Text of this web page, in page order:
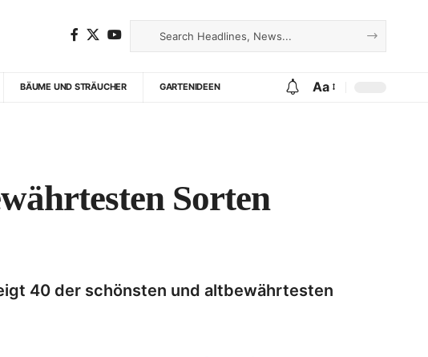
BÄUME UND STRÄUCHER GARTENIDEEN Aa
Sorten
40 der schönsten und altbewährtesten